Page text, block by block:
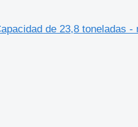
de 23,8 toneladas